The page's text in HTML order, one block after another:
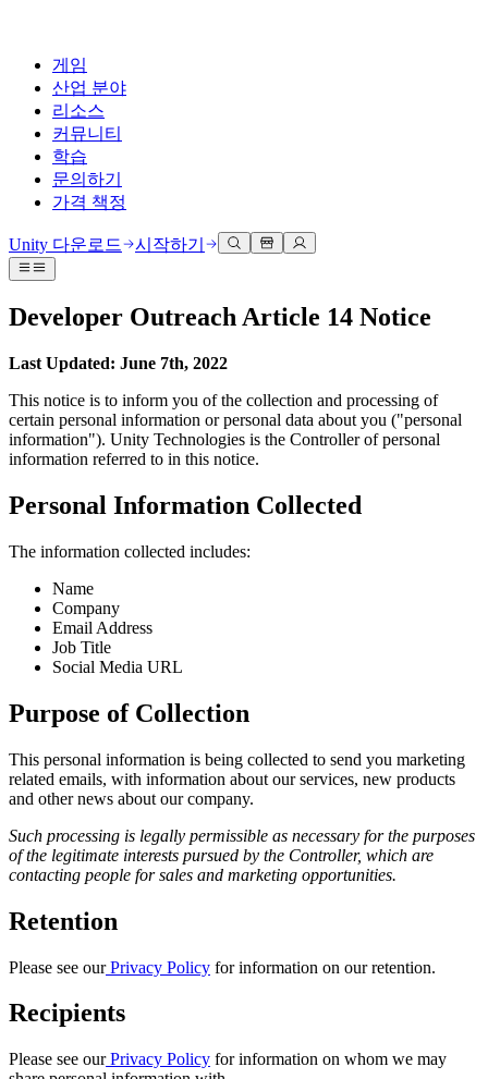
게임
산업 분야
리소스
커뮤니티
학습
문의하기
가격 책정
Unity 엔진
모든 플랫폼 위한 2D 및 3D 게임 제작
팀과 함께 신속한 협업과 반복 작업을 수행하세요.
Unity 다운로드
플랜 및 가격
배포
멀티플랫폼
Unity가 지원하는 25개 이상의 플랫폼을 살펴보세요.
LiveOps
출시 후 인사이트를 확인하고 라이브 게임을 운영하세요.
성장
모바일 사용자를 검색하고 Acquire
인앱 결제
매장 및 D2C 전반에 걸쳐 IAP 관리하세요.
수익화
적합한 게임으로 플레이어 연결
Unity로 광고하세요
Unity로 수익화하세요
Unity로 모바일 히트작을 제작하고 성장시키세요.
인디 게임
3D 협업
실시간 3D 프로젝트 빌드 및 검토
몰입도 높은 환경 제작
고객 경험
인터랙티브 3D 경험 제작
산업 분야
제조업
운영 우수성 확보
리테일
상점 경험을 온라인 경험으로 전환
자동차
모든 산업 보기
기술 자료
공식 유저. '광고 지면'의 타겟 고객 매뉴얼 및 API 레퍼런스
개발자 툴
릴리스 버전 및 이슈 트래커
로드맵
예정된 기능 검토
용어집
분석 자료
활용 사례
실제 성공 사례
전문가 팁
데모
데모, 샘플 및 빌딩 블록
모든 리소스
블로그
뉴스, 스토리, 보도 센터
토론
토론, 문제 해결, 소통
이벤트
글로벌 이벤트 및 현지 이벤트
커뮤니티 사례
Made with Unity
개발자, 크리에이터, Insider와의 소통
Unity Awards
전 세계 Unity 크리에이터 축하
Unity Learn
Unity 강사와 함께 팀의 역량을 강화하세요
Unity 처음 사용하시나요
시작하기
학습 시작하기
Unity 필수 학습 길잡이
사용법 가이드
실용적인 팁 및 베스트 프랙티스
교육
커리어 시작하기
교육 담당자 대상 교육
교육 효율 극대화
교육 라이선스
교육 기관에 Unity 강력한 기능 도입
Unity 숙련도를 입증하세요
도움 받기
성공을 위한 Unity
전문가 지원을 통해 더 빠르게 목표 도달률 달성
FAQ
일반적인 질문에 대한 답변
문의하기
유니티 팀과 소통하기
Unity 다운로드 시작하기
Developer Outreach Article 14 Notice
Last Updated: June 7th, 2022
This notice is to inform you of the collection and processing of
certain personal information or personal data about you ("personal
information"). Unity Technologies is the Controller of personal
information referred to in this notice.
Personal Information Collected
The information collected includes:
Name
Company
Email Address
Job Title
Social Media URL
Purpose of Collection
This personal information is being collected to send you marketing
related emails, with information about our services, new products
and other news about our company.
Such processing is legally permissible as necessary for the purposes
of the legitimate interests pursued by the Controller, which are
contacting people for sales and marketing opportunities.
Retention
Please see ourPrivacy Policy for information on our retention.
Recipients
Please see ourPrivacy Policy for information on whom we may